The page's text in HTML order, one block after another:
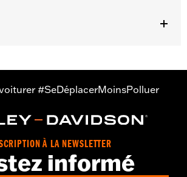
www.h-
#SeDéplacerMoinsPolluer
À LA NEWSLETTER
informé